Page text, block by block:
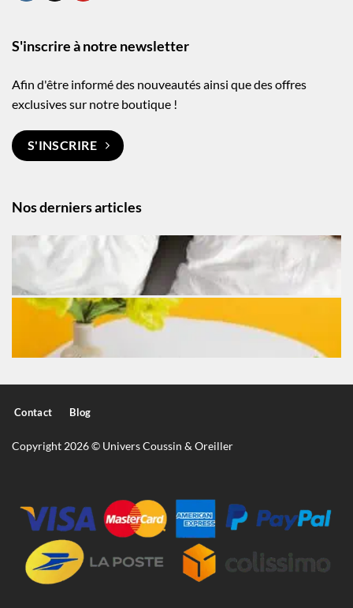
Nos derniers articles
S'inscrire à notre newsletter
Afin d'être informé des nouveautés ainsi que des offres
exclusives sur notre boutique !
S'INSCRIRE
Contact Blog
Copyright 2026 © Univers Coussin & Oreiller